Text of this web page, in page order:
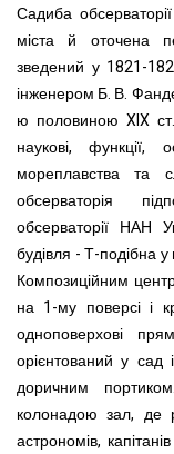
Садиба
міста й оточена
зведений у 1821-
інженером Б. В.
ю половиною XIX
наукові, функції,
мореплавства та
обсерваторія
обсерваторії НАН
будівля - Т-подібна
Композиційним
на 1-му поверсі і
одноповерхові
орієнтований у сад
доричним
колонадою зал, де
астрономів,